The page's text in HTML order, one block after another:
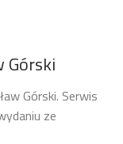
Górski
Górski. Serwis
ze